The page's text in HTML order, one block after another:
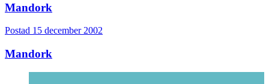
Mandork
Postad 15 december 2002
Mandork